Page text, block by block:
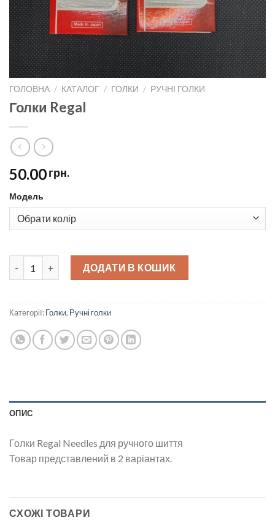
ГОЛОВНА / КАТАЛОГ / ГОЛКИ / РУЧНІ ГОЛКИ
Голки Regal
50.00грн.
Модель
Голки Regal quantityДОДАТИ В КОШИК
Категорії:Голки, Ручні голки
ОПИС
Голки Regal Needles для ручного шиття
Товар представлений в 2 варіантах.
СХОЖІ ТОВАРИ